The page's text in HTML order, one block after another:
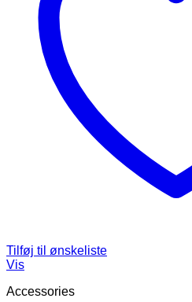
Tilføj til ønskeliste
Vis
Accessories